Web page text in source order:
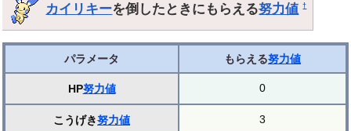
カイリキーを倒したときにもらえる努力値 †
パラメータ もらえる努力値
HP努力値 0
こうげき努力値 3